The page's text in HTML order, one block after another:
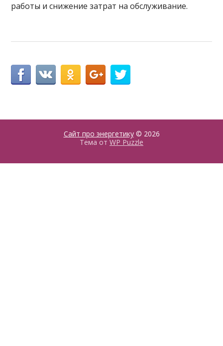
работы и снижение затрат на обслуживание.
Сайт про энергетику© 2026
Тема от WP Puzzle